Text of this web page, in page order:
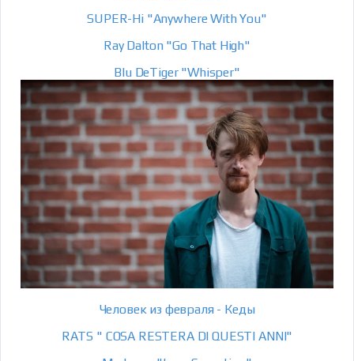
SUPER-Hi "Anywhere With You"
Ray Dalton "Go That High"
Blu DeTiger "Whisper"
Человек из февраля - Кеды
RATS " COSA RESTERA DI QUESTI ANNI"